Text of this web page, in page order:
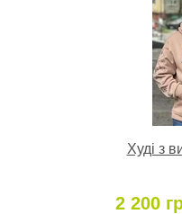
Худі з
2 200